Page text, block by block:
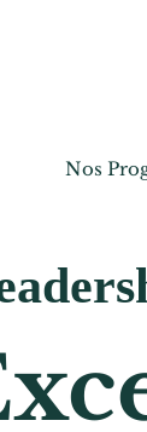
Nos